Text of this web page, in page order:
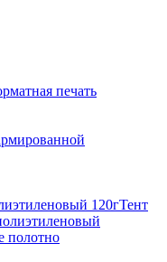
печать
120гТент
полотно